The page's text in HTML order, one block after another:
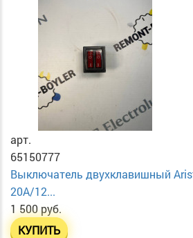
арт.
65150777
Выключатель двухклавишный
20A/12...
1 500 руб.
КУПИТЬ